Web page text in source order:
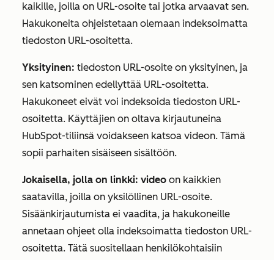
kaikille, joilla on URL-osoite tai jotka arvaavat sen.
Hakukoneita ohjeistetaan olemaan indeksoimatta
tiedoston URL-osoitetta.
Yksityinen: tiedoston URL-osoite on yksityinen, ja
sen katsominen edellyttää URL-osoitetta.
Hakukoneet eivät voi indeksoida tiedoston URL-
osoitetta. Käyttäjien on oltava kirjautuneina
HubSpot-tiliinsä voidakseen katsoa videon. Tämä
sopii parhaiten sisäiseen sisältöön.
Jokaisella, jolla on linkki: video on kaikkien
saatavilla, joilla on yksilöllinen URL-osoite.
Sisäänkirjautumista ei vaadita, ja hakukoneille
annetaan ohjeet olla indeksoimatta tiedoston URL-
osoitetta. Tätä suositellaan henkilökohtaisiin